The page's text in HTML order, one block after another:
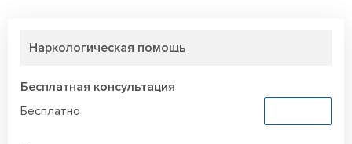
Наркологическая помощь
Бесплатная консультация
Бесплатно